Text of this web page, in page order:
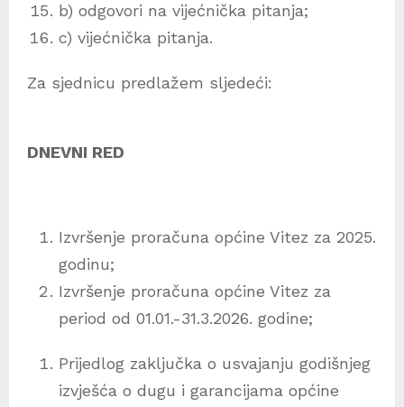
b) odgovori na vijećnička pitanja;
c) vijećnička pitanja.
Za sjednicu predlažem sljedeći:
DNEVNI RED
Izvršenje proračuna općine Vitez za 2025.
godinu;
Izvršenje proračuna općine Vitez za
period od 01.01.-31.3.2026. godine;
Prijedlog zaključka o usvajanju godišnjeg
izvješća o dugu i garancijama općine